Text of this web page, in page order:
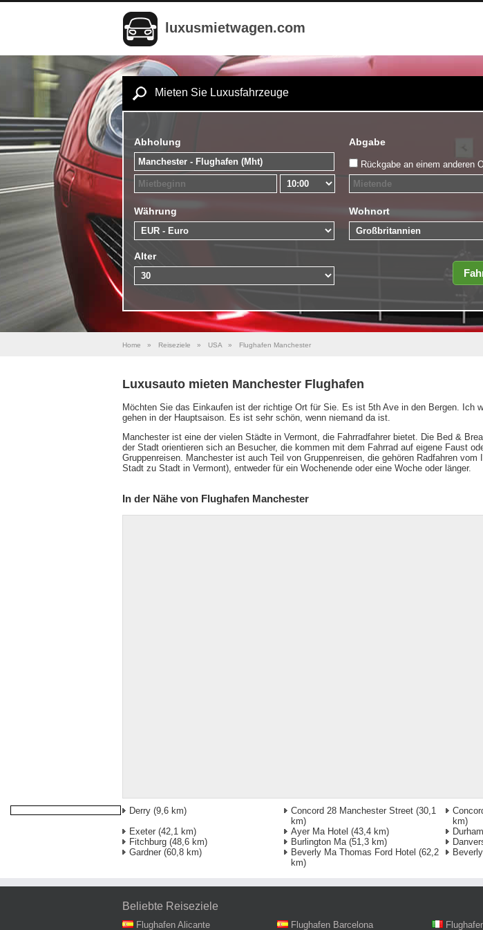
luxusmietwagen.com
Mieten Sie Luxusfahrzeuge
Abholung Abgabe
Rückgabe an einem anderen
Währung Wohnort
Alter
Home » Reiseziele » USA » Flughafen Manchester
Luxusauto mieten Manchester Flughafen
Möchten Sie das Einkaufen ist der richtige Ort für Sie. Es ist 5th Ave in den Bergen. Ich
gehen in der Hauptsaison. Es ist sehr schön, wenn niemand da ist.
Manchester ist eine der vielen Städte in Vermont, die Fahrradfahrer bietet. Die Bed &
der Stadt orientieren sich an Besucher, die kommen mit dem Fahrrad auf eigene Faust
Gruppenreisen. Manchester ist auch Teil von Gruppenreisen, die gehören Radfahren vom
Stadt zu Stadt in Vermont), entweder für ein Wochenende oder eine Woche oder länger.
In der Nähe von Flughafen Manchester
Derry (9,6 km) Concord 28 Manchester Street (30,1
km)
km)
Exeter (42,1 km) Ayer Ma Hotel (43,4 km) Durham
Fitchburg (48,6 km) Burlington Ma(51,3 km)
Gardner (60,8 km) Beverly Ma Thomas Ford Hotel (62,2
km)
Beverly
Beliebte Reiseziele
Flughafen Alicante Flughafen Barcelona